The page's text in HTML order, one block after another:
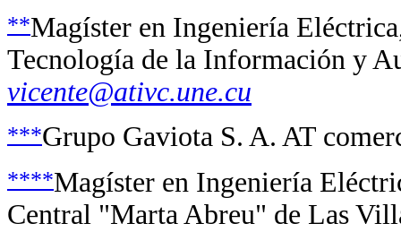
**Magíster en Ingeniería
Tecnología de la Información y
vicente@ativc.une.cu
***Grupo Gaviota S. A. AT
****Magíster en Ingeniería
Central "Marta Abreu" de Las